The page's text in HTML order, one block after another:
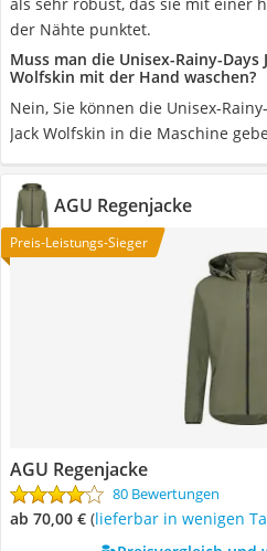
der Nähte punktet.
Muss man die Unisex-Rainy-Days
Wolfskin mit der Hand waschen?
Nein, Sie können die Unisex-
Jack Wolfskin in die Maschine
AGU Regenjacke
Preis-Leistungs-Sieger
AGU Regenjacke
80 Bewertungen
ab 70,00 € ( Lieferbar in wenigen